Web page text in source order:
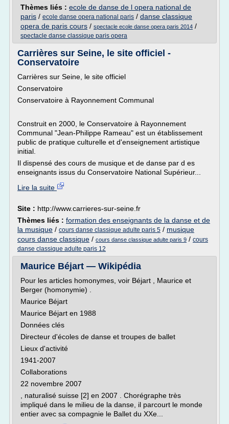
Thèmes liés : ecole de danse de l opera national de
paris / ecole danse opera national paris / danse classique
opera de paris cours / spectacle ecole danse opera paris 2014 /
spectacle danse classique paris opera
Carrières sur Seine, le site officiel -
Conservatoire
Carrières sur Seine, le site officiel
Conservatoire
Conservatoire à Rayonnement Communal
Construit en 2000, le Conservatoire à Rayonnement
Communal "Jean-Philippe Rameau" est un établissement
public de pratique culturelle et d'enseignement artistique
initial.
Il dispensé des cours de musique et de danse par d es
enseignants issus du Conservatoire National Supérieur...
Lire la suite
Site : http://www.carrieres-sur-seine.fr
Thèmes liés : formation des enseignants de la danse et de
la musique / cours danse classique adulte paris 5 / musique
cours danse classique / cours danse classique adulte paris 9 / cours
danse classique adulte paris 12
Maurice Béjart — Wikipédia
Pour les articles homonymes, voir Béjart , Maurice et
Berger (homonymie) .
Maurice Béjart
Maurice Béjart en 1988
Données clés
Directeur d'écoles de danse et troupes de ballet
Lieux d'activité
1941-2007
Collaborations
22 novembre 2007
, naturalisé suisse [2] en 2007 . Chorégraphe très
impliqué dans le milieu de la danse, il parcourt le monde
entier avec sa compagnie le Ballet du XXe...